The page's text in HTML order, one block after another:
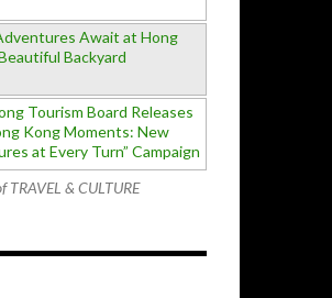
Await at Hong
Backyard
Tourism Board Releases
Kong Moments: New
at Every Turn” Campaign
& CULTURE